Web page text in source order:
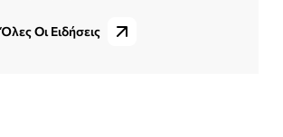
Όλες Οι Ειδήσεις